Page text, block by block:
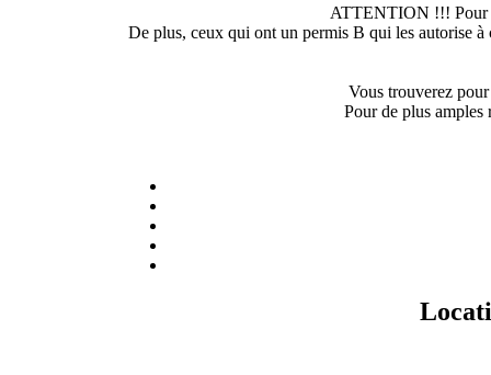
ATTENTION !!! Pour
De plus, ceux qui ont un permis B qui les autorise
Vous trouverez
Pour de plus amples